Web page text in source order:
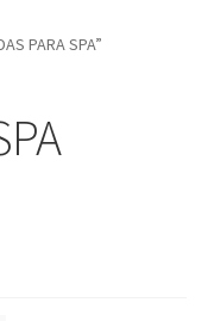
PARA SPA”